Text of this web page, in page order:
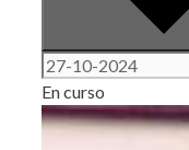
En curso